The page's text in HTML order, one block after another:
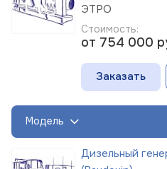
ЭТРО
Стоимость:
от 754 000
Заказать
Модель
Дизельный